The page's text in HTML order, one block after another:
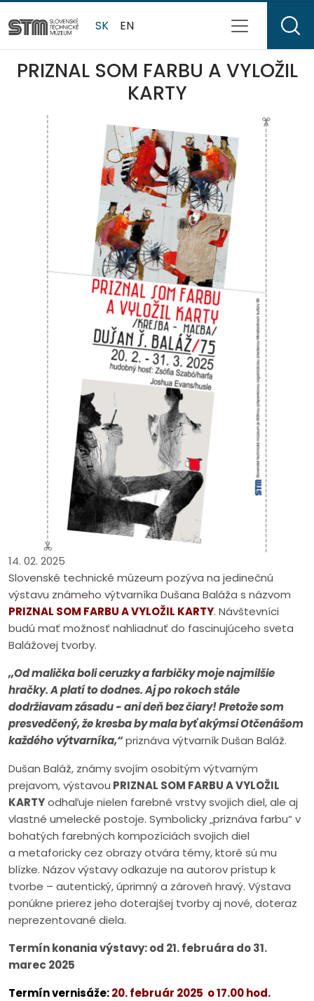
SK EN
PRIZNAL SOM FARBU A VYLOŽIL
KARTY
14. 02. 2025
Slovenské technické múzeum pozýva na jedinečnú
výstavu známeho výtvarníka Dušana Baláža s názvom
PRIZNAL SOM FARBU A VYLOŽIL KARTY. Návštevníci
budú mať možnosť nahliadnuť do fascinujúceho sveta
Balážovej tvorby.
,,Od malička boli ceruzky a farbičky moje najmilšie
hračky. A platí to dodnes. Aj po rokoch stále
dodržiavam zásadu - ani deň bez čiary! Pretože som
presvedčený, že kresba by mala byť akýmsi Otčenášom
každého výtvarníka,“priznáva výtvarník Dušan Baláž.
Dušan Baláž, známy svojím osobitým výtvarným
prejavom, výstavou PRIZNAL SOM FARBU A VYLOŽIL
KARTYodhaľuje nielen farebné vrstvy svojich diel, ale aj
vlastné umelecké postoje. Symbolicky „priznáva farbu“ v
bohatých farebných kompozíciách svojich diel
a metaforicky cez obrazy otvára témy, ktoré sú mu
blízke. Názov výstavy odkazuje na autorov prístup k
tvorbe – autentický, úprimný a zároveň hravý. Výstava
ponúkne prierez jeho doterajšej tvorby aj nové, doteraz
neprezentované diela.
Termín konania výstavy: od 21. februára do 31.
marec 2025
Termín vernisáže:20. február 2025 o 17.00 hod.